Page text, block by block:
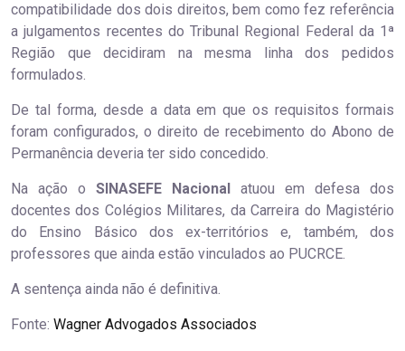
compatibilidade dos dois direitos, bem como fez referência
a julgamentos recentes do Tribunal Regional Federal da 1ª
Região que decidiram na mesma linha dos pedidos
formulados.
De tal forma, desde a data em que os requisitos formais
foram configurados, o direito de recebimento do Abono de
Permanência deveria ter sido concedido.
Na ação o SINASEFE Nacional
atuou em defesa dos
docentes dos Colégios Militares, da Carreira do Magistério
do Ensino Básico dos ex-territórios e, também, dos
professores que ainda estão vinculados ao PUCRCE.
A sentença ainda não é definitiva.
Fonte: Wagner Advogados Associados